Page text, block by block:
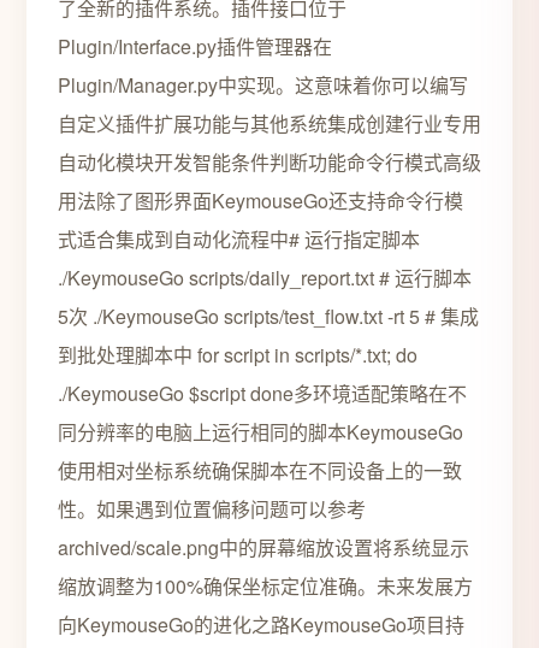
了全新的插件系统。插件接口位于
Plugin/Interface.py插件管理器在
Plugin/Manager.py中实现。这意味着你可以编写
自定义插件扩展功能与其他系统集成创建行业专用
自动化模块开发智能条件判断功能命令行模式高级
用法除了图形界面KeymouseGo还支持命令行模
式适合集成到自动化流程中# 运行指定脚本
./KeymouseGo scripts/daily_report.txt # 运行脚本
5次 ./KeymouseGo scripts/test_flow.txt -rt 5 # 集成
到批处理脚本中 for script in scripts/*.txt; do
./KeymouseGo $script done多环境适配策略在不
同分辨率的电脑上运行相同的脚本KeymouseGo
使用相对坐标系统确保脚本在不同设备上的一致
性。如果遇到位置偏移问题可以参考
archived/scale.png中的屏幕缩放设置将系统显示
缩放调整为100%确保坐标定位准确。未来发展方
向KeymouseGo的进化之路KeymouseGo项目持